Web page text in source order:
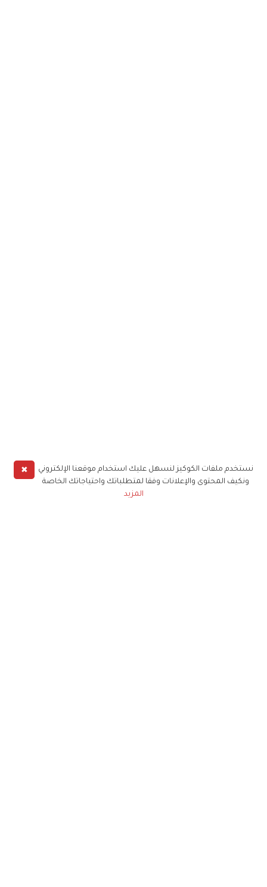
✖
نستخدم ملفات الكوكيز لنسهل عليك استخدام موقعنا الإلكتروني
ونكيف المحتوى والإعلانات وفقا لمتطلباتك واحتياجاتك الخاصة
المزيد